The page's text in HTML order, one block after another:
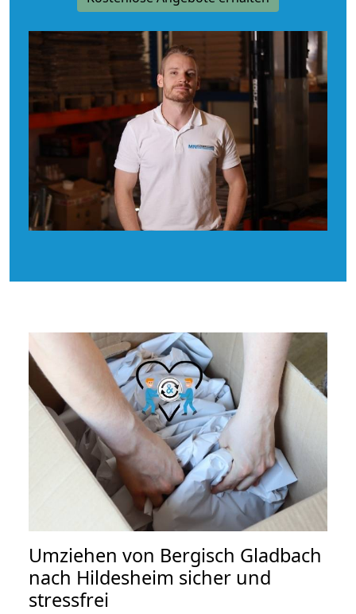
Umziehen von Bergisch Gladbach
nach Hildesheim sicher und
stressfrei